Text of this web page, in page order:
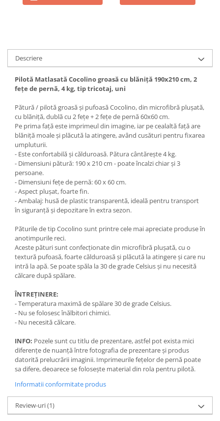
Descriere
Pilotă Matlasată Cocolino groasă cu blăniță 190x210 cm, 2
fețe de pernă, 4 kg, tip tricotaj, uni
Pătură / pilotă groasă și pufoasă Cocolino, din microfibră plușată,
cu blăniță, dublă cu 2 fețe + 2 fețe de pernă 60x60 cm.
Pe prima față este imprimeul din imagine, iar pe cealaltă față are
blăniță moale și plăcută la atingere, având cusături pentru fixarea
umpluturii.
- Este confortabilă și călduroasă. Pătura cântărește 4 kg.
- Dimensiuni pătură: 190 x 210 cm - poate încalzi chiar și 3
persoane.
- Dimensiuni fețe de pernă: 60 x 60 cm.
- Aspect plușat, foarte fin.
- Ambalaj: husă de plastic transparentă, ideală pentru transport
în siguranță și depozitare în extra sezon.
Păturile de tip Cocolino sunt printre cele mai apreciate produse în
anotimpurile reci.
Aceste pături sunt confecționate din microfibră plușată, cu o
textură pufoasă, foarte călduroasă și plăcută la atingere și care nu
intră la apă. Se poate spăla la 30 de grade Celsius și nu necesită
călcare după spălare.
ÎNTREȚINERE:
- Temperatura maximă de spălare 30 de grade Celsius.
- Nu se folosesc înălbitori chimici.
- Nu necesită călcare.
INFO: Pozele sunt cu titlu de prezentare, astfel pot exista mici
diferențe de nuanță între fotografia de prezentare și produs
datorită prelucrării imaginii. Imprimeurile feţelor de pernă poate
sa difere, deoarece se foloseşte material din rola pentru pilotă.
Informatii conformitate produs
Review-uri(1)